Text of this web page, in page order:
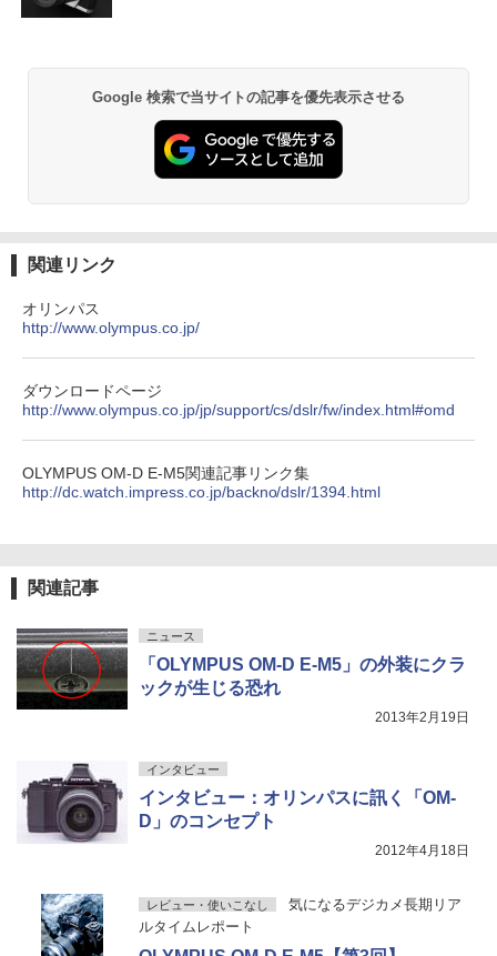
Google 検索で当サイトの記事を優先表示させる
関連リンク
オリンパス
http://www.olympus.co.jp/
ダウンロードページ
http://www.olympus.co.jp/jp/support/cs/dslr/fw/index.html#omd
OLYMPUS OM-D E-M5関連記事リンク集
http://dc.watch.impress.co.jp/backno/dslr/1394.html
関連記事
ニュース
「OLYMPUS OM-D E-M5」の外装にクラ
ックが生じる恐れ
2013年2月19日
インタビュー
インタビュー：オリンパスに訊く「OM-
D」のコンセプト
2012年4月18日
レビュー・使いこなし
気になるデジカメ長期リア
ルタイムレポート